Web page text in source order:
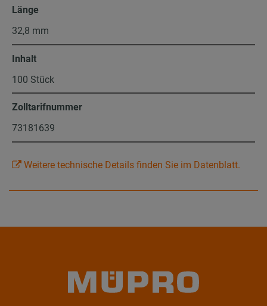
Länge
32,8 mm
Inhalt
100 Stück
Zolltarifnummer
73181639
Weitere technische Details finden Sie im Datenblatt.